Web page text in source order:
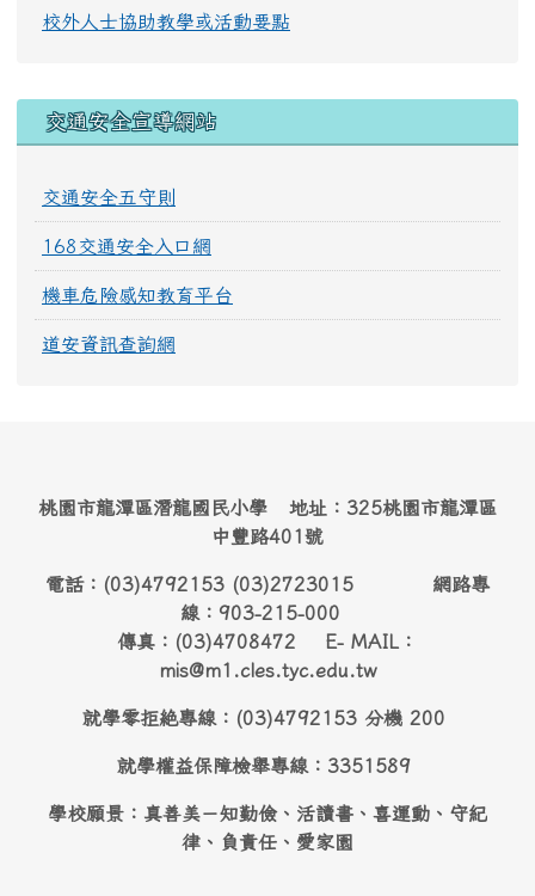
校外人士協助教學或活動要點
交通安全宣導網站
交通安全五守則
168交通安全入口網
機車危險感知教育平台
道安資訊查詢網
桃園市龍潭區潛龍國民小學 地址：325桃園市龍潭區
中豐路401號
電話：(03)4792153 (03)2723015 網路專
線：903-215-000
傳真：(03)4708472 E- MAIL：
mis@m1.cles.tyc.edu.tw
就學零拒絶專線：(03)4792153 分機 200
就學權益保障檢舉專線：3351589
學校願景：真善美－知勤儉、活讀書、喜運動、守紀
律、負責任、愛家園